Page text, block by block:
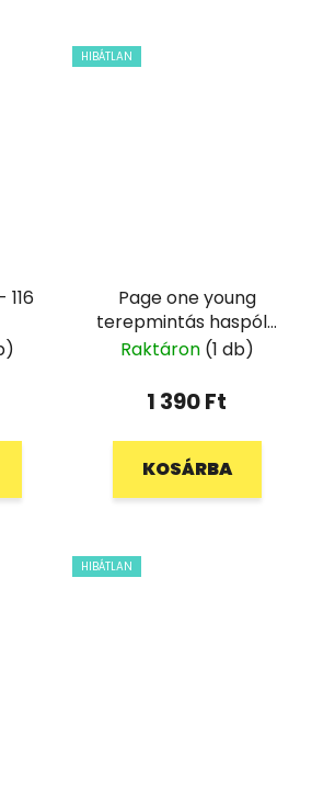
HIBÁTLAN
Page one young
terepmintás haspóló
- 146/152
Raktáron (1 db)
1 390 Ft
KOSÁRBA
HIBÁTLAN